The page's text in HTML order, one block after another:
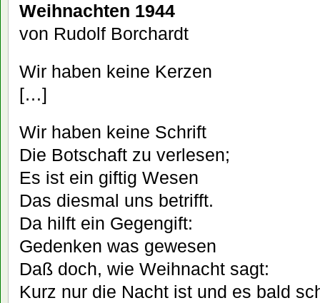
Weihnachten 1944
von Rudolf Borchardt
Wir haben keine Kerzen
[…]
Wir haben keine Schrift
Die Botschaft zu verlesen;
Es ist ein giftig Wesen
Das diesmal uns betrifft.
Da hilft ein Gegengift:
Gedenken was gewesen
Daß doch, wie Weihnacht sagt:
Kurz nur die Nacht ist und es bald